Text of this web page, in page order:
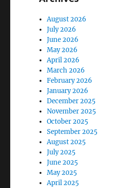
August 2026
July 2026
June 2026
May 2026
April 2026
March 2026
February 2026
January 2026
December 2025
November 2025
October 2025
September 2025
August 2025
July 2025
June 2025
May 2025
April 2025